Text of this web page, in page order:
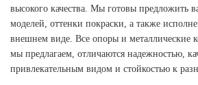
высокого качества. Мы готовы предложить
моделей, оттенки покраски, а также
внешнем виде. Все опоры и металлические
мы предлагаем, отличаются надежностью,
привлекательным видом и стойкостью к